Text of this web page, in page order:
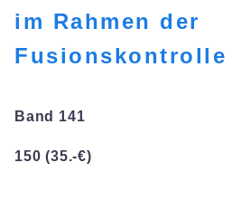
im Rahmen der
Fusionskontrolle
Band 141
150 (35.-€)